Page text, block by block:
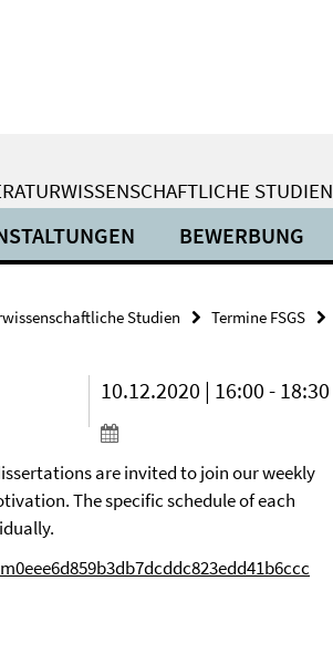
STUDIEN
BEWERBUNG
Studien Termine FSGS
10.12.2020 | 16:00 - 18:30
are invited to join our weekly
The specific schedule of each